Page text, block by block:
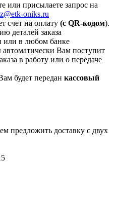
или присылаете запрос на
oniks.ru
счет на оплату (с QR-кодом).
деталей заказа
или в любом банке
Вам поступит
в работу или о передаче
будет передан кассовый
предложить доставку с двух